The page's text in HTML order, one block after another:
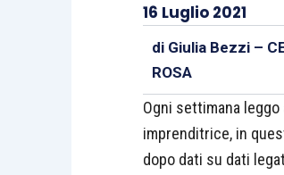
16 Luglio 2021
di Giulia Bezzi –
ROSA
Ogni settimana
imprenditrice, in
dopo dati su dati